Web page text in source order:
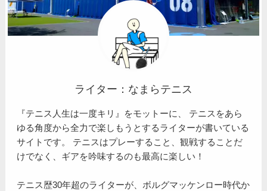
ライター：なまらテニス
『テニス人生は一度キリ』をモットーに、 テニスをあら
ゆる角度から全力で楽しもうとするライターが書いている
サイトです。 テニスはプレーすること、観戦することだ
けでなく、ギアを吟味するのも最高に楽しい！
テニス歴30年超のライターが、ボルグマッケンロー時代か